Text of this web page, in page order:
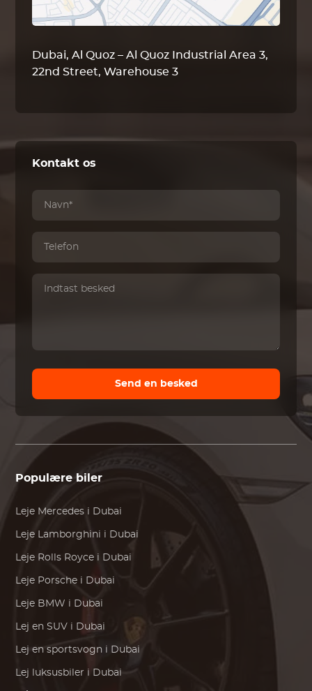
Dubai, Al Quoz – Al Quoz Industrial Area 3,
22nd Street, Warehouse 3
Kontakt os
Send en besked
Populære biler
Leje Mercedes i Dubai
Leje Lamborghini i Dubai
Leje Rolls Royce i Dubai
Leje Porsche i Dubai
Leje BMW i Dubai
Lej en SUV i Dubai
Lej en sportsvogn i Dubai
Lej luksusbiler i Dubai